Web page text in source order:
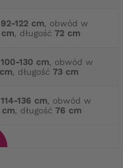
92-122 cm, obwód w
cm, długość 72 cm
100-130 cm, obwód w
, długość 73 cm
114-136 cm, obwód w
cm, długość 76 cm